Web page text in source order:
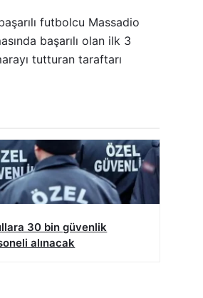
futbolcu Massadio
başarılı olan ilk 3
tutturan taraftarı
30 bin güvenlik
alınacak